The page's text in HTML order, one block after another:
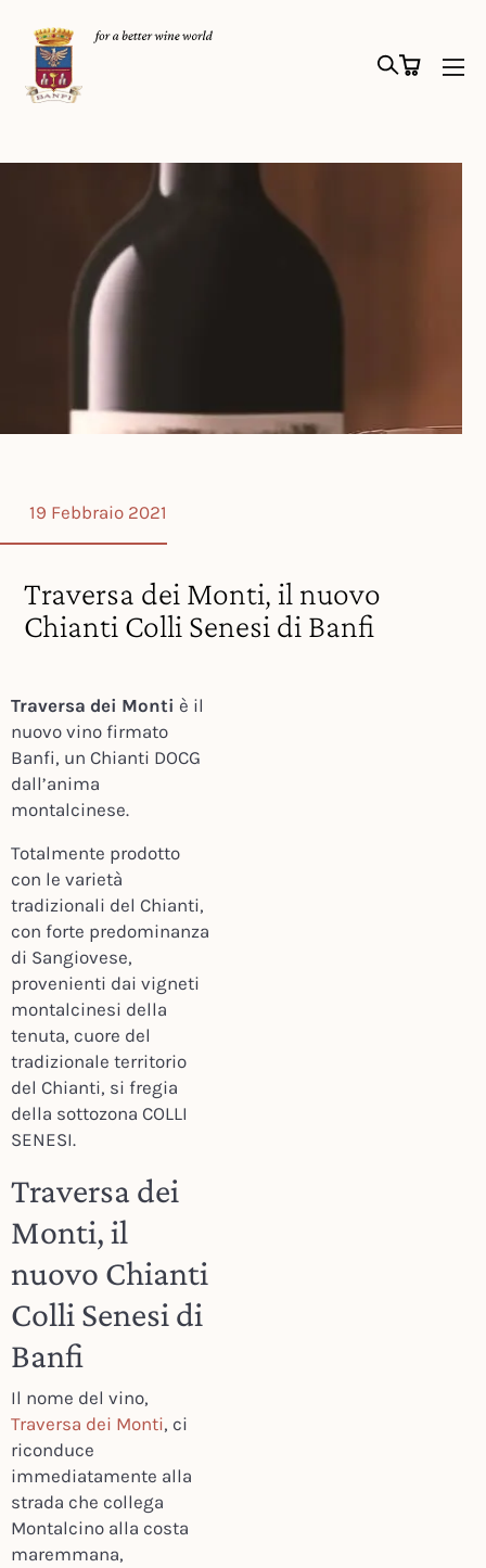
19 Febbraio 2021
Traversa dei Monti, il nuovo
Chianti Colli Senesi di Banfi
Traversa dei Monti è il
nuovo vino firmato
Banfi, un Chianti DOCG
dall’anima
montalcinese.
Totalmente prodotto
con le varietà
tradizionali del Chianti,
con forte predominanza
di Sangiovese,
provenienti dai vigneti
montalcinesi della
tenuta, cuore del
tradizionale territorio
del Chianti, si fregia
della sottozona COLLI
SENESI.
Traversa dei
Monti, il
nuovo Chianti
Colli Senesi di
Banfi
Il nome del vino,
Traversa dei Monti, ci
riconduce
immediatamente alla
strada che collega
Montalcino alla costa
maremmana,